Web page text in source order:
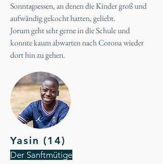
Sonntagsessen, an denen die Kinder groß und
aufwändig gekocht hatten, geliebt.
Jorum geht sehr gerne in die Schule und
konnte kaum abwarten nach Corona wieder
dort hin zu gehen.
Yasin (14)
Der Sanftmütige